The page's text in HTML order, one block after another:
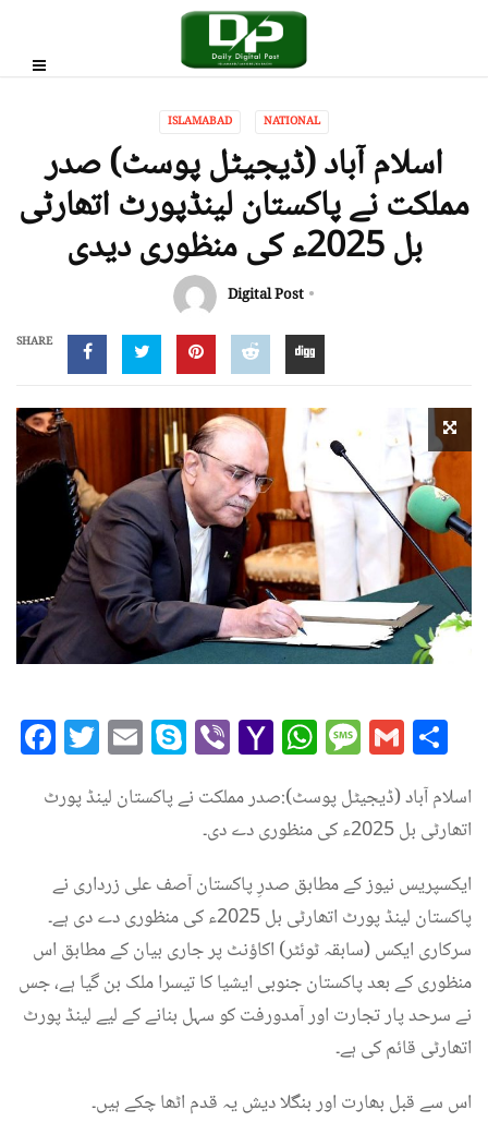
ISLAMABAD NATIONAL
اسلام آباد (ڈیجیٹل پوسٹ) صدر
مملکت نے پاکستان لینڈپورٹ اتھارٹی
بل 2025ء کی منظوری دیدی
Digital Post
SHARE
Facebook
Twitter
EmailSkype
ViberYahoo
Mail
اسلام آباد (ڈیجیٹل پوسٹ):صدر مملکت نے پاکستان لینڈ پورٹ
اتھارٹی بل 2025ء کی منظوری دے دی۔
ایکسپریس نیوز کے مطابق صدرِ پاکستان آصف علی زرداری نے
پاکستان لینڈ پورٹ اتھارٹی بل 2025ء کی منظوری دے دی ہے۔
سرکاری ایکس (سابقہ ٹوئٹر) اکاؤنٹ پر جاری بیان کے مطابق اس
منظوری کے بعد پاکستان جنوبی ایشیا کا تیسرا ملک بن گیا ہے، جس
نے سرحد پار تجارت اور آمدورفت کو سہل بنانے کے لیے لینڈ پورٹ
اتھارٹی قائم کی ہے۔
اس سے قبل بھارت اور بنگلا دیش یہ قدم اٹھا چکے ہیں۔